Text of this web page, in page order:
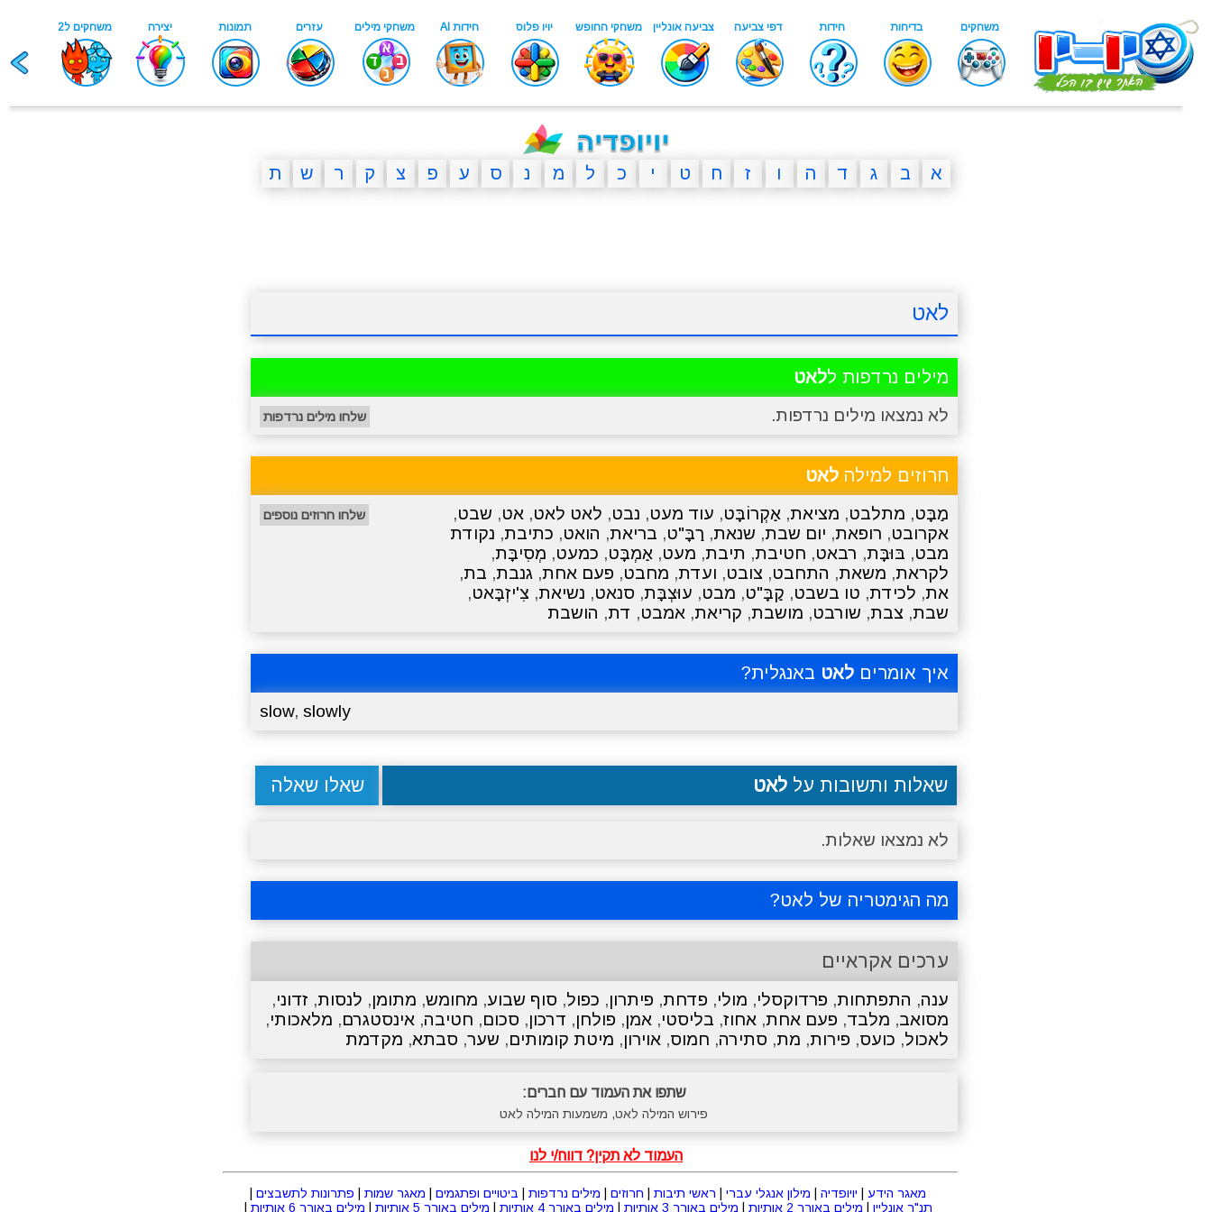
א ב ג ד ה ו ז ח ט י כ ל מ נ ס ע פ צ ק ר ש ת
לאט
מילים נרדפות ללאט
לא נמצאו מילים נרדפות. שלחו מילים נרדפות
חרוזים למילה לאט
מַבָּט, מתלבט, מציאת, אַקְרוֹבָּט, עוד מעט, נבט, לאט לאט, אט, שבט,
אקרובט, רופאת, יום שבת, שנאת, רַבָּ"ט, בריאת, הואט, כתיבת, נקודת
מבט, בּוּבָּת, רבאט, חטיבת, תיבת, מעט, אַמְבָּט, כמעט, מְסִיבָּת,
לקראת, משאת, התחבט, צובט, ועדת, מחבט, פעם אחת, גנבת, בת,
את, לכידת, טו בשבט, קַבָּ"ט, מבט, עוּצְבָּת, סנאט, נשיאת, צִ'יזְבָּאט,
שבת, צבת, שורבט, מושבת, קריאת, אמבט, דת, הושבת
שלחו חרוזים נוספים
איך אומרים לאט באנגלית?
slow, slowly
שאלות ותשובות עללאט שאלו שאלה
לא נמצאו שאלות.
מה הגימטריה של לאט?
ערכים אקראיים
ענה, התפתחות, פרדוקסלי, מולי, פדחת, פיתרון, כפול, סוף שבוע, מחומש, מתומן, לנסות, זדוני,
מסואב, מלבד, פעם אחת, אחוז, בליסטי, אמן, פולחן, דרכון, סכום, חטיבה, אינסטגרם, מלאכותי,
לאכול, כועס, פירות, מת, סתירה, חמוס, אוירון, מיטת קומותים, שער, סבתא, מקדמת
שתפו את העמוד עם חברים:
פירוש המילה לאט, משמעות המילה לאט
העמוד לא תקין? דווח/י לנו
מאגר הידע יויופדיה מילון אנגלי עברי ראשי תיבות חרוזים מילים נרדפות ביטויים ופתגמים מאגר שמות פתרונות לתשבצים
תנ"ך אונליין
מילים באורך 2 אותיות מילים באורך 3 אותיות מילים באורך 4 אותיות מילים באורך 5 אותיות מילים באורך 6 אותיות